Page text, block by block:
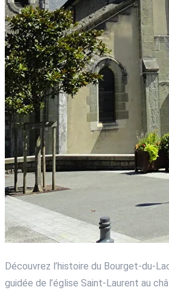
Découvrez l’histoire du Bourget-du-
guidée de l’église Saint-Laurent au